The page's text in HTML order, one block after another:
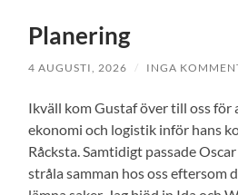
Planering
4 AUGUSTI, 2026 / INGA
Ikväll kom Gustaf över till oss för
ekonomi och logistik inför hans
Råcksta. Samtidigt passade
stråla samman hos oss eftersom